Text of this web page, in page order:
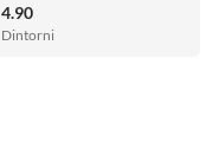
4.90
Dintorni